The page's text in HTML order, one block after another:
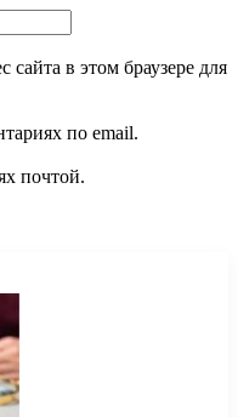
в этом браузере для
по email.
почтой.